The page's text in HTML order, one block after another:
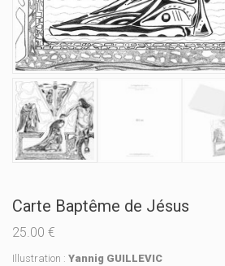
Carte Baptême de Jésus
25.00 €
Illustration : Yannig GUILLEVIC